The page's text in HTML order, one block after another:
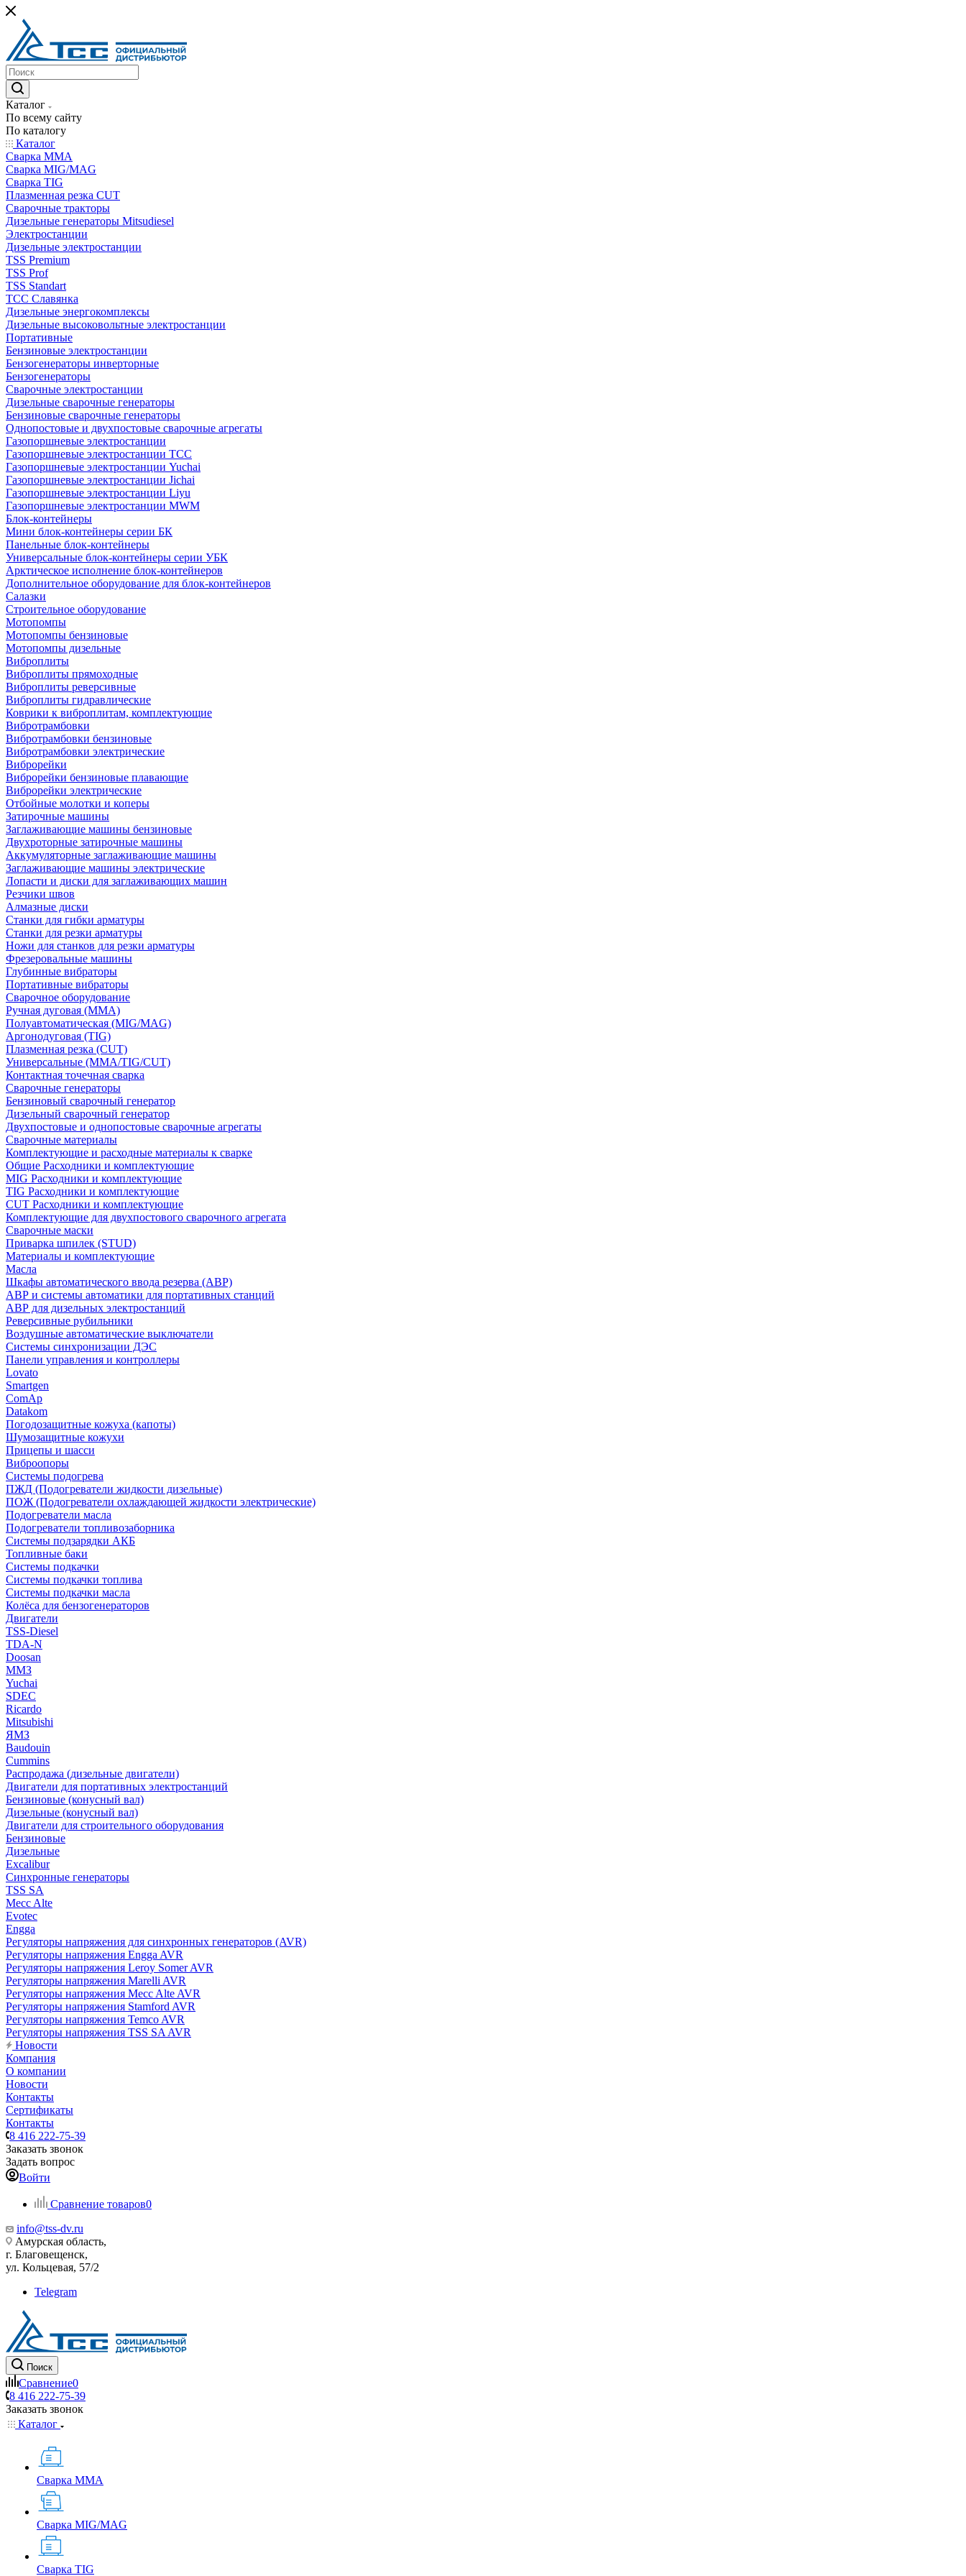
Каталог
По всему сайту
По каталогу
Каталог
Сварка MMA
Сварка MIG/MAG
Сварка TIG
Плазменная резка CUT
Сварочные тракторы
Дизельные генераторы Mitsudiesel
Электростанции
Дизельные электростанции
TSS Premium
TSS Prof
TSS Standart
ТСС Славянка
Дизельные энергокомплексы
Дизельные высоковольтные электростанции
Портативные
Бензиновые электростанции
Бензогенераторы инверторные
Бензогенераторы
Сварочные электростанции
Дизельные сварочные генераторы
Бензиновые сварочные генераторы
Однопостовые и двухпостовые сварочные агрегаты
Газопоршневые электростанции
Газопоршневые электростанции ТСС
Газопоршневые электростанции Yuchai
Газопоршневые электростанции Jichai
Газопоршневые электростанции Liyu
Газопоршневые электростанции MWM
Блок-контейнеры
Мини блок-контейнеры серии БК
Панельные блок-контейнеры
Универсальные блок-контейнеры серии УБК
Арктическое исполнение блок-контейнеров
Дополнительное оборудование для блок-контейнеров
Салазки
Строительное оборудование
Мотопомпы
Мотопомпы бензиновые
Мотопомпы дизельные
Виброплиты
Виброплиты прямоходные
Виброплиты реверсивные
Виброплиты гидравлические
Коврики к виброплитам, комплектующие
Вибротрамбовки
Вибротрамбовки бензиновые
Вибротрамбовки электрические
Виброрейки
Виброрейки бензиновые плавающие
Виброрейки электрические
Отбойные молотки и коперы
Затирочные машины
Заглаживающие машины бензиновые
Двухроторные затирочные машины
Аккумуляторные заглаживающие машины
Заглаживающие машины электрические
Лопасти и диски для заглаживающих машин
Резчики швов
Алмазные диски
Станки для гибки арматуры
Станки для резки арматуры
Ножи для станков для резки арматуры
Фрезеровальные машины
Глубинные вибраторы
Портативные вибраторы
Сварочное оборудование
Ручная дуговая (MMA)
Полуавтоматическая (MIG/MAG)
Аргонодуговая (TIG)
Плазменная резка (CUT)
Универсальные (MMA/TIG/CUT)
Контактная точечная сварка
Сварочные генераторы
Бензиновый сварочный генератор
Дизельный сварочный генератор
Двухпостовые и однопостовые сварочные агрегаты
Сварочные материалы
Комплектующие и расходные материалы к сварке
Общие Расходники и комплектующие
MIG Расходники и комплектующие
TIG Расходники и комплектующие
CUT Расходники и комплектующие
Комплектующие для двухпостового сварочного агрегата
Сварочные маски
Приварка шпилек (STUD)
Материалы и комплектующие
Масла
Шкафы автоматического ввода резерва (АВР)
АВР и системы автоматики для портативных станций
АВР для дизельных электростанций
Реверсивные рубильники
Воздушные автоматические выключатели
Системы синхронизации ДЭС
Панели управления и контроллеры
Lovato
Smartgen
ComAp
Datakom
Погодозащитные кожуха (капоты)
Шумозащитные кожухи
Прицепы и шасси
Виброопоры
Системы подогрева
ПЖД (Подогреватели жидкости дизельные)
ПОЖ (Подогреватели охлаждающей жидкости электрические)
Подогреватели масла
Подогреватели топливозаборника
Системы подзарядки АКБ
Топливные баки
Системы подкачки
Системы подкачки топлива
Системы подкачки масла
Колёса для бензогенераторов
Двигатели
TSS-Diesel
TDA-N
Doosan
ММЗ
Yuchai
SDEC
Ricardo
Mitsubishi
ЯМЗ
Baudouin
Cummins
Распродажа (дизельные двигатели)
Двигатели для портативных электростанций
Бензиновые (конусный вал)
Дизельные (конусный вал)
Двигатели для строительного оборудования
Бензиновые
Дизельные
Excalibur
Синхронные генераторы
TSS SA
Mecc Alte
Evotec
Engga
Регуляторы напряжения для синхронных генераторов (AVR)
Регуляторы напряжения Engga AVR
Регуляторы напряжения Leroy Somer AVR
Регуляторы напряжения Marelli AVR
Регуляторы напряжения Mecc Alte AVR
Регуляторы напряжения Stamford AVR
Регуляторы напряжения Temco AVR
Регуляторы напряжения TSS SA AVR
Новости
Компания
О компании
Новости
Контакты
Сертификаты
Контакты
8 416 222-75-39
Заказать звонок
Задать вопрос
Войти
Сравнение товаров0
info@tss-dv.ru
Амурская область,
г. Благовещенск,
ул. Кольцевая, 57/2
Telegram
Поиск
Сравнение0
8 416 222-75-39
Заказать звонок
Каталог
Сварка MMA
Сварка MIG/MAG
Сварка TIG